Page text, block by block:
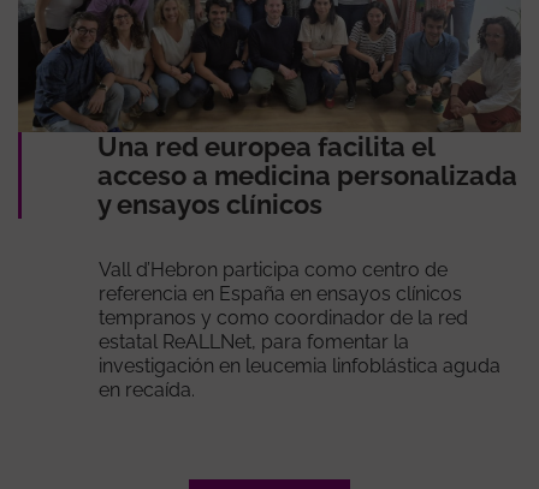
Una red europea facilita el
acceso a medicina personalizada
y ensayos clínicos
Vall d’Hebron participa como centro de
referencia en España en ensayos clínicos
tempranos y como coordinador de la red
estatal ReALLNet, para fomentar la
investigación en leucemia linfoblástica aguda
en recaída.